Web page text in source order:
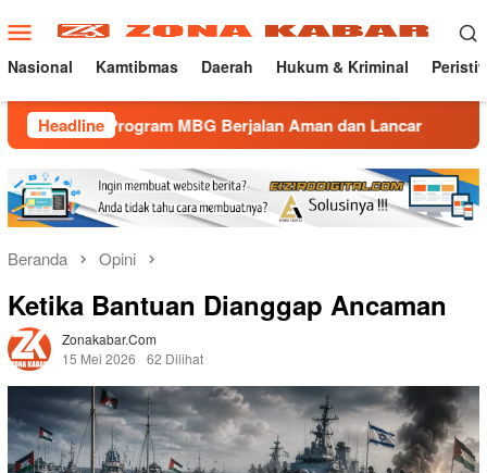
ke
konten
Menu
Mobile
Nasional Kamtibmas Daerah Hukum & Kriminal
Headline
MBG Berjalan Aman dan Lancar Gatur Lalin Pagi
Beranda Opini
Ketika Bantuan Dianggap Ancaman
Zonakabar.com
15 Mei 2026
62 Dilihat